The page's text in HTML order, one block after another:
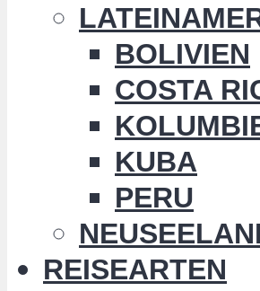
BOLIVIEN
COSTA
KUBA
PERU
REISEARTEN